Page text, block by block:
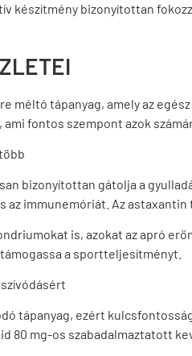
készítmény bizonyítottan
méltó tápanyag, amely az
fontos szempont azok
bizonyítottan gátolja a
immunemóriát. Az
is, azokat az apró
a sportteljesítményt.
tápanyag, ezért
80 mg-os szabadalmaztatott